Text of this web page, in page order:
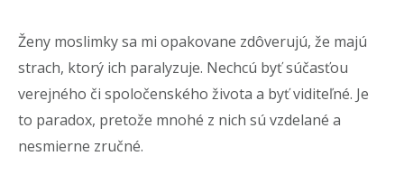
Ženy moslimky sa mi opakovane zdôverujú, že majú
strach, ktorý ich paralyzuje. Nechcú byť súčasťou
verejného či spoločenského života a byť viditeľné. Je
to paradox, pretože mnohé z nich sú vzdelané a
nesmierne zručné.